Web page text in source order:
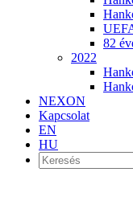
82
2022
NEXON
Kapcsolat
EN
HU